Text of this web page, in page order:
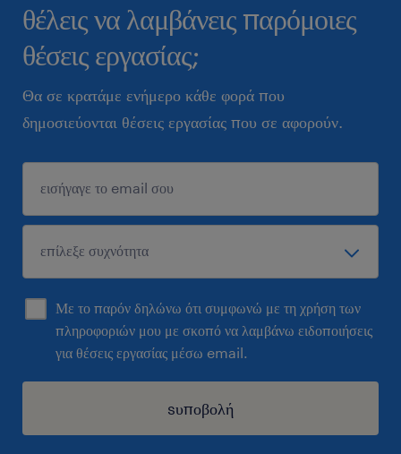
θέλεις να λαμβάνεις παρόμοιες
θέσεις εργασίας;
Θα σε κρατάμε ενήμερο κάθε φορά που
δημοσιεύονται θέσεις εργασίας που σε αφορούν.
Με το παρόν δηλώνω ότι συμφωνώ με τη χρήση των
πληροφοριών μου με σκοπό να λαμβάνω ειδοποιήσεις
για θέσεις εργασίας μέσω email.
sυποβολή